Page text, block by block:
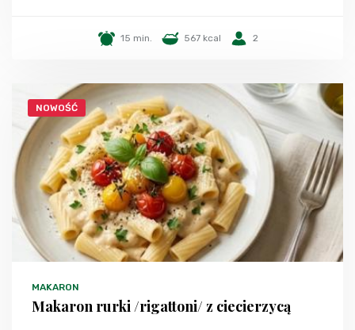
15 min. 567 kcal 2
NOWOŚĆ
MAKARON
Makaron rurki /rigattoni/ z ciecierzycą